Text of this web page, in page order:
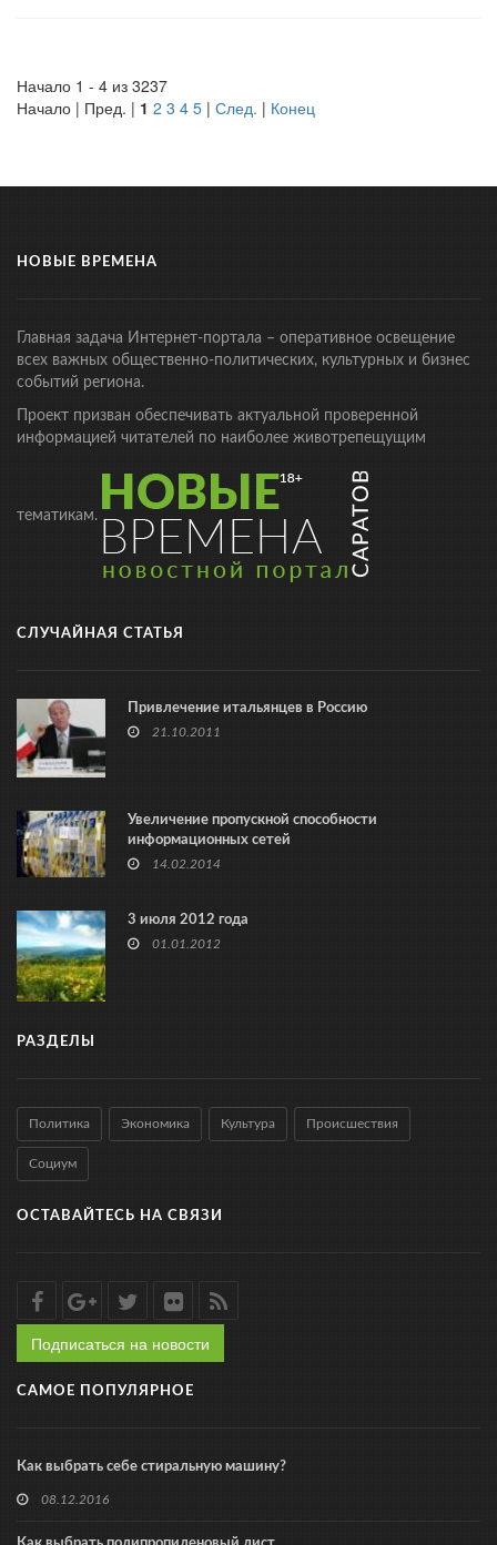
Начало 1 - 4 из 3237
Начало | Пред. | 1 2 3 4 5 | След. | Конец
НОВЫЕ ВРЕМЕНА
Главная задача Интернет-портала – оперативное освещение
всех важных общественно-политических, культурных и бизнес
событий региона.
Проект призван обеспечивать актуальной проверенной
информацией читателей по наиболее животрепещущим
тематикам.
СЛУЧАЙНАЯ СТАТЬЯ
Привлечение итальянцев в Россию
21.10.2011
Увеличение пропускной способности
информационных сетей
14.02.2014
3 июля 2012 года
01.01.2012
РАЗДЕЛЫ
Политика Экономика Культура Происшествия
Социум
ОСТАВАЙТЕСЬ НА СВЯЗИ
Подписаться на новости
САМОЕ ПОПУЛЯРНОЕ
Как выбрать себе стиральную машину?
08.12.2016